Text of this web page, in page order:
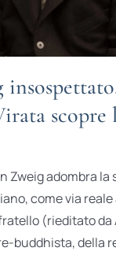
scopre
Zweig adombra
come via reale
(rieditato da
buddhista, della